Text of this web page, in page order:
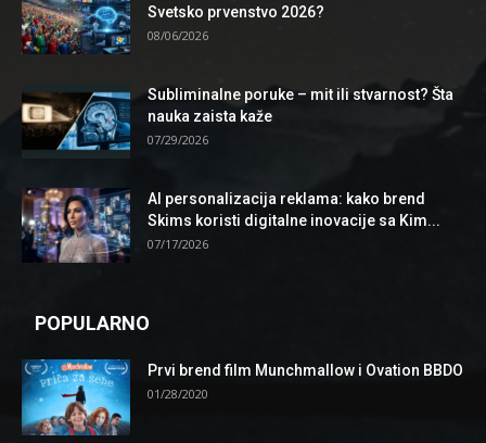
Svetsko prvenstvo 2026?
08/06/2026
Subliminalne poruke – mit ili stvarnost? Šta
nauka zaista kaže
07/29/2026
AI personalizacija reklama: kako brend
Skims koristi digitalne inovacije sa Kim...
07/17/2026
POPULARNO
Prvi brend film Munchmallow i Ovation BBDO
01/28/2020